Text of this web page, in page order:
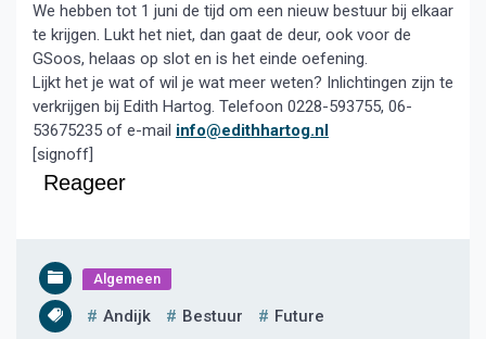
We hebben tot 1 juni de tijd om een nieuw bestuur bij elkaar
te krijgen. Lukt het niet, dan gaat de deur, ook voor de
GSoos, helaas op slot en is het einde oefening.
Lijkt het je wat of wil je wat meer weten? Inlichtingen zijn te
verkrijgen bij Edith Hartog. Telefoon 0228-593755, 06-
53675235 of e-mail info@edithhartog.nl
[signoff]
Reageer
Algemeen
Andijk Bestuur
Future